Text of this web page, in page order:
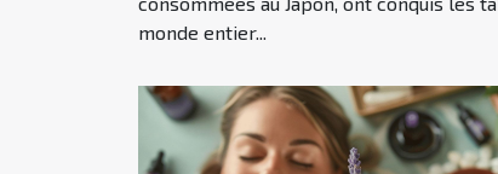
monde entier...